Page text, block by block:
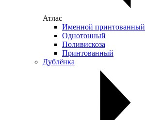
Атлас
Именной принтованный
Однотонный
Поливискоза
Принтованный
Дублёнка